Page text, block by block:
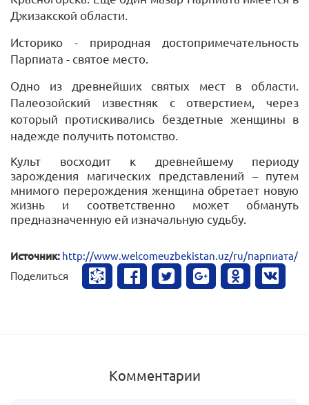
Джизакской области.
Историко -
природная достопримечательность
Парпиата - святое место.
Одно из древнейших святых мест в области.
Палеозойский известняк с отверстием, через
который протискивались бездетные женщины в
надежде получить потомство.
Культ восходит к древнейшему периоду
зарождения магических представлений – путем
мнимого перерождения женщина обретает новую
жизнь и соответственно может обмануть
предназначенную ей изначальную судьбу.
Источник: http://www.welcomeuzbekistan.uz/ru/парпиата/
Поделиться
Комментарии